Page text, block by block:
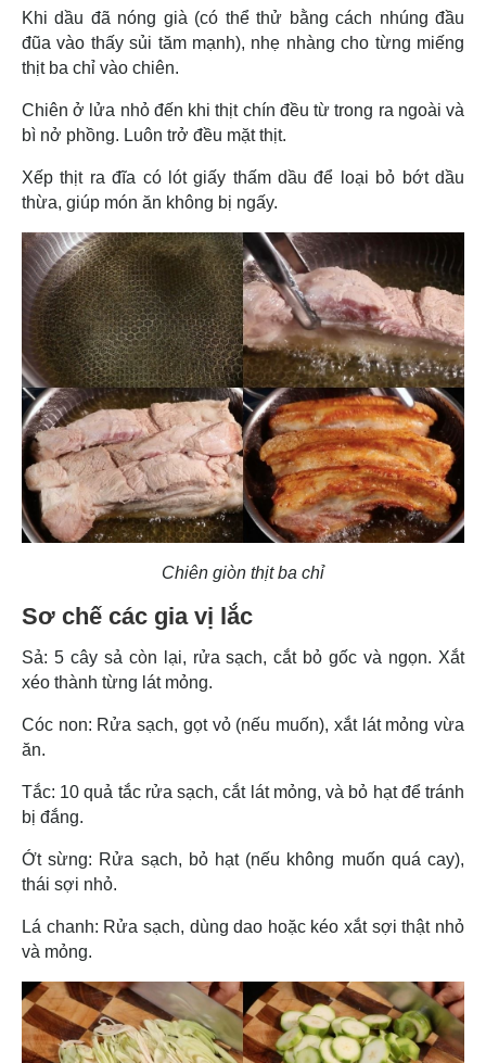
Khi dầu đã nóng già (có thể thử bằng cách nhúng đầu
đũa vào thấy sủi tăm mạnh), nhẹ nhàng cho từng miếng
thịt ba chỉ vào chiên.
Chiên ở lửa nhỏ đến khi thịt chín đều từ trong ra ngoài và
bì nở phồng. Luôn trở đều mặt thịt.
Xếp thịt ra đĩa có lót giấy thấm dầu để loại bỏ bớt dầu
thừa, giúp món ăn không bị ngấy.
Chiên giòn thịt ba chỉ
Sơ chế các gia vị lắc
Sả: 5 cây sả còn lại, rửa sạch, cắt bỏ gốc và ngọn. Xắt
xéo thành từng lát mỏng.
Cóc non: Rửa sạch, gọt vỏ (nếu muốn), xắt lát mỏng vừa
ăn.
Tắc: 10 quả tắc rửa sạch, cắt lát mỏng, và bỏ hạt để tránh
bị đắng.
Ớt sừng: Rửa sạch, bỏ hạt (nếu không muốn quá cay),
thái sợi nhỏ.
Lá chanh: Rửa sạch, dùng dao hoặc kéo xắt sợi thật nhỏ
và mỏng.